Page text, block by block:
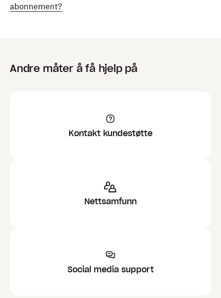
abonnement?
Andre måter å få hjelp på
Kontakt kundestøtte
Nettsamfunn
Social media support